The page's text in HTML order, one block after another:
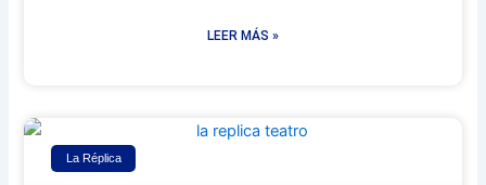
LEER MÁS »
La Réplica